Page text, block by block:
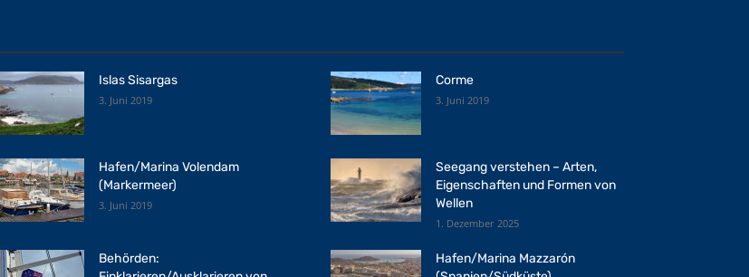
Islas Sisargas
3. Juni 2019
Corme
3. Juni 2019
Hafen/Marina Volendam
(Markermeer)
3. Juni 2019
Seegang verstehen – Arten,
Eigenschaften und Formen von
Wellen
1. Dezember 2025
Behörden:
Hafen/Marina Mazzarón